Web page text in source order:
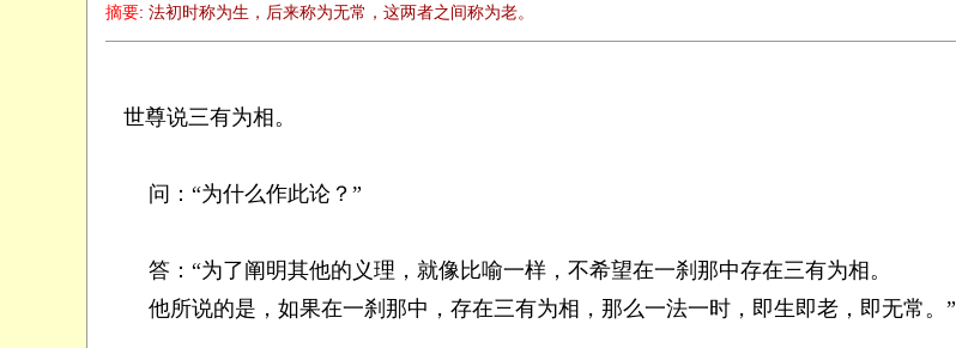
摘要: 法初时称为生，后来称为无常，这两者之间称为老。
世尊说三有为相。
问：“为什么作此论？”
答：“为了阐明其他的义理，就像比喻一样，不希望在一刹那中存在三有为相。
他所说的是，如果在一刹那中，存在三有为相，那么一法一时，即生即老，即无常。”